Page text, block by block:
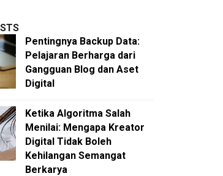
Pentingnya Backup Data:
Pelajaran Berharga dari
Gangguan Blog dan Aset
Digital
Ketika Algoritma Salah
Menilai: Mengapa Kreator
Digital Tidak Boleh
Kehilangan Semangat
Berkarya